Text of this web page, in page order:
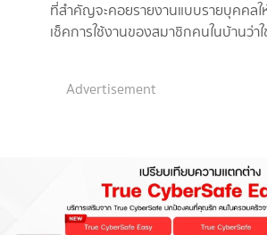
ที่สำคัญจะคอยรายงานแบบรายบุคคลใ
เช็คการใช้งานของสมาชิกคนในบ้านว่า
Advertisement